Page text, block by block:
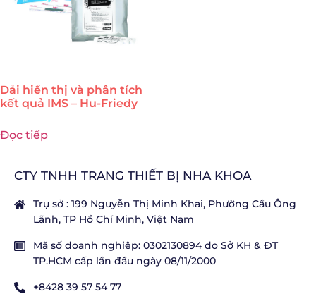
Dải hiển thị và phân tích
kết quả IMS – Hu-Friedy
Đọc tiếp
CTY TNHH TRANG THIẾT BỊ NHA KHOA
Trụ sở : 199 Nguyễn Thị Minh Khai, Phường Cầu Ông
Lãnh, TP Hồ Chí Minh, Việt Nam
Mã số doanh nghiêp: 0302130894 do Sở KH & ĐT
TP.HCM cấp lần đầu ngày 08/11/2000
+8428 39 57 54 77